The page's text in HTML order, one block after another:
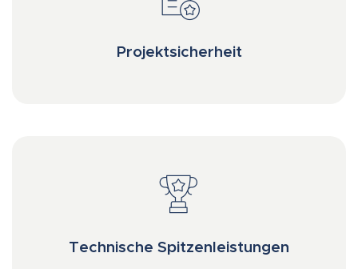
Projektsicherheit
Technische Spitzenleistungen